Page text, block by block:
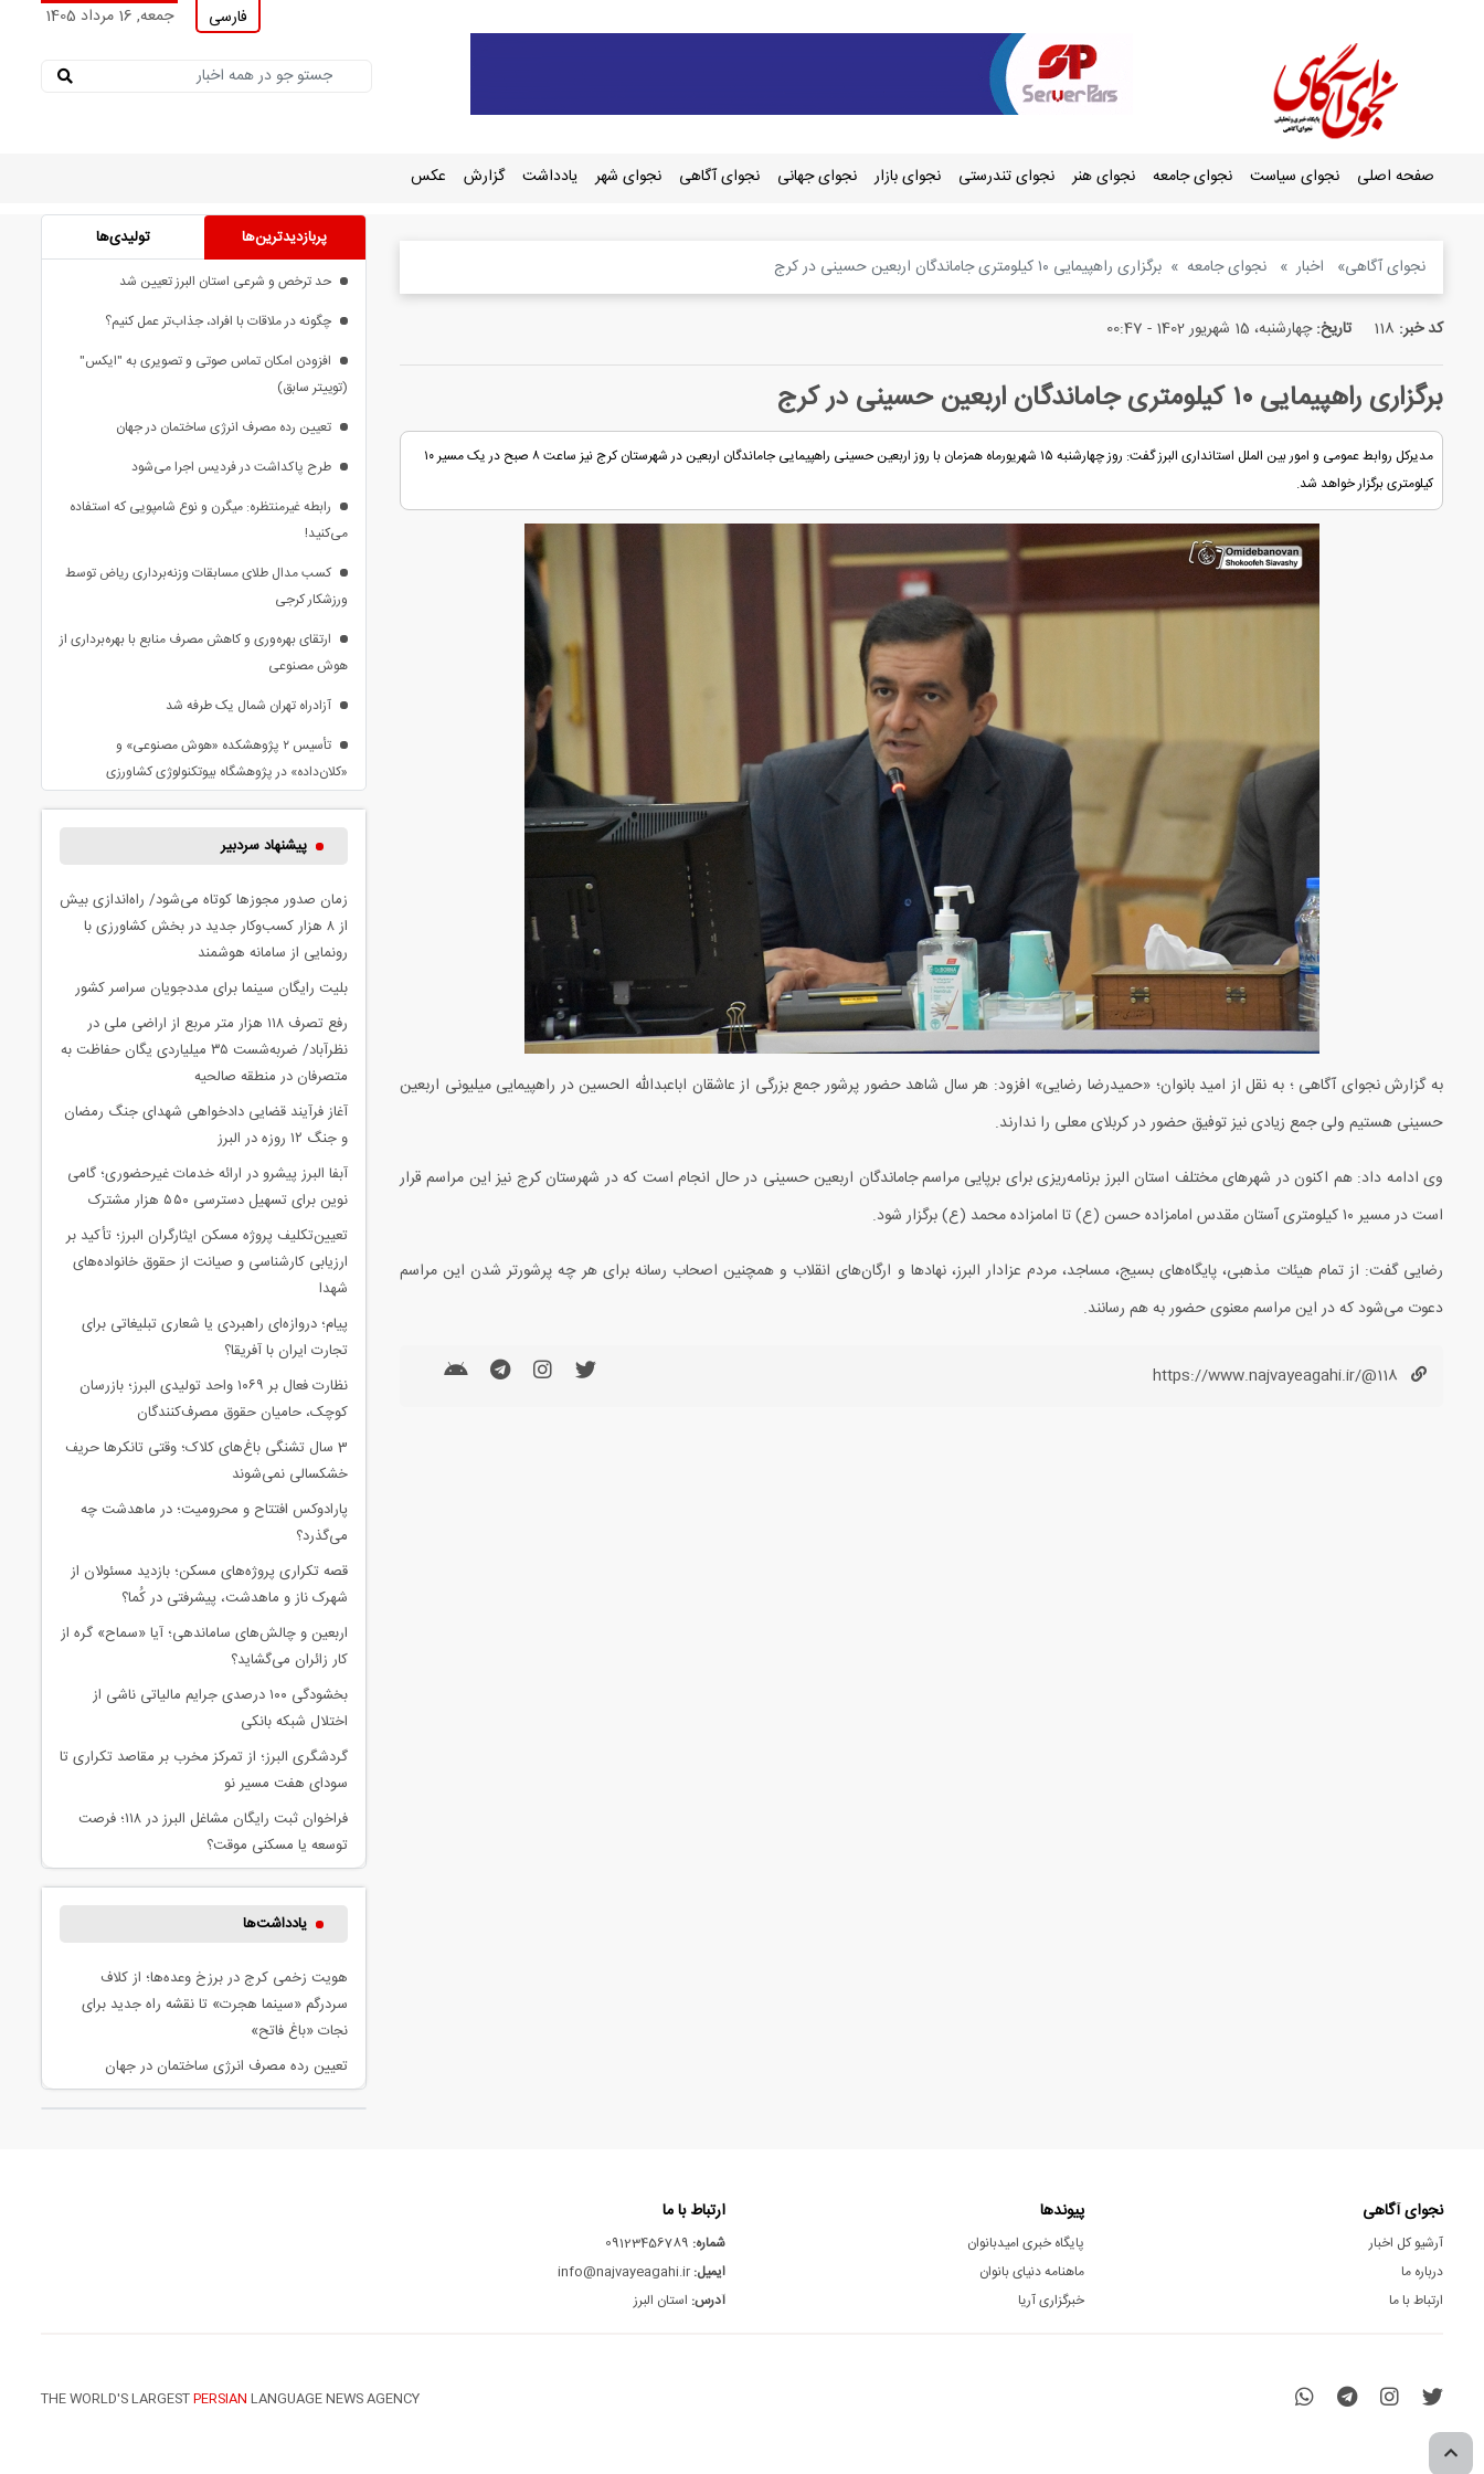
جمعه, 16 مرداد 1405 فارسی
صفحه اصلی نجوای سیاست نجوای جامعه نجوای هنر نجوای تندرستی نجوای بازار نجوای جهانی نجوای آگاهی نجوای شهر یادداشت گزارش عکس
نجوای آگاهی اخبار نجوای جامعه برگزاری راهپیمایی ۱۰ کیلومتری جاماندگان اربعین حسینی در کرج
کد خبر: 118 تاریخ:چهارشنبه، 15 شهریور 1402 - 00:47
برگزاری راهپیمایی ۱۰ کیلومتری جاماندگان اربعین حسینی در کرج
مدیرکل روابط عمومی و امور بین الملل استانداری البرز گفت: روز چهارشنبه ۱۵ شهریورماه همزمان با روز اربعین حسینی راهپیمایی جاماندگان اربعین در شهرستان کرج نیز ساعت ۸ صبح در یک مسیر ۱۰
کیلومتری برگزار خواهد شد.
به گزارش نجوای آگاهی ؛ به نقل از امید بانوان؛ «حمیدرضا رضایی» افزود: هر سال شاهد حضور پرشور جمع بزرگی از عاشقان اباعبدالله الحسین در راهپیمایی میلیونی اربعین
حسینی هستیم ولی جمع زیادی نیز توفیق حضور در کربلای معلی را ندارند.
وی ادامه داد: هم اکنون در شهرهای مختلف استان البرز برنامه‌ریزی برای برپایی مراسم جاماندگان اربعین حسینی در حال انجام است که در شهرستان کرج نیز این مراسم قرار
است در مسیر ۱۰ کیلومتری آستان مقدس امامزاده حسن (ع) تا امامزاده محمد (ع) برگزار شود.
رضایی گفت: از تمام هیئات مذهبی، پایگاه‌های بسیج، مساجد، مردم عزادار البرز، نهادها و ارگان‌های انقلاب و همچنین اصحاب رسانه برای هر چه پرشورتر شدن این مراسم
دعوت می‌شود که در این مراسم معنوی حضور به هم رسانند.
https://www.najvayeagahi.ir/@118
پربازدیدترین‌ها تولیدی‌ها
حد ترخص و شرعی استان البرز تعیین شد
چگونه در ملاقات با افراد، جذاب‌تر عمل کنیم؟
افزودن امکان تماس صوتی و تصویری به "ایکس"
(توییتر سابق)
تعیین رده مصرف انرژی ساختمان در جهان
طرح پاکداشت در فردیس اجرا می‌شود
رابطه غیرمنتظره: میگرن و نوع شامپویی که استفاده
می‌کنید!
کسب مدال طلای مسابقات وزنه‌برداری ریاض توسط
ورزشکار کرجی
ارتقای بهره‌وری و کاهش مصرف منابع با بهره‌برداری از
هوش مصنوعی
آزادراه تهران شمال یک طرفه شد
تأسیس ۲ پژوهشکده «هوش مصنوعی» و
«کلان‌داده» در پژوهشگاه بیوتکنولوژی کشاورزی
پیشنهاد سردبیر
زمان صدور مجوزها کوتاه می‌شود/ راه‌اندازی بیش
از ۸ هزار کسب‌وکار جدید در بخش کشاورزی با
رونمایی از سامانه هوشمند
بلیت رایگان سینما برای مددجویان سراسر کشور
رفع تصرف ۱۱۸ هزار متر مربع از اراضی ملی در
نظرآباد/ ضربه‌شست ۳۵ میلیاردی یگان حفاظت به
متصرفان در منطقه صالحیه
آغاز فرآیند قضایی دادخواهی شهدای جنگ رمضان
و جنگ ۱۲ روزه در البرز
آبفا البرز پیشرو در ارائه خدمات غیرحضوری؛ گامی
نوین برای تسهیل دسترسی ۵۵۰ هزار مشترک
تعیین‌تکلیف پروژه مسکن ایثارگران البرز؛ تأکید بر
ارزیابی کارشناسی و صیانت از حقوق خانواده‌های
شهدا
پیام؛ دروازه‌ای راهبردی یا شعاری تبلیغاتی برای
تجارت ایران با آفریقا؟
نظارت فعال بر ۱۰۶۹ واحد تولیدی البرز؛ بازرسان
کوچک، حامیان حقوق مصرف‌کنندگان
3 سال تشنگی باغ‌های کلاک؛ وقتی تانکرها حریف
خشکسالی نمی‌شوند
پارادوکس افتتاح و محرومیت؛ در ماهدشت چه
می‌گذرد؟
قصه تکراری پروژه‌های مسکن؛ بازدید مسئولان از
شهرک ناز و ماهدشت، پیشرفتی در کُما؟
اربعین و چالش‌های ساماندهی؛ آیا «سماح» گره از
کار زائران می‌گشاید؟
بخشودگی ۱۰۰ درصدی جرایم مالیاتی ناشی از
اختلال شبکه بانکی
گردشگری البرز؛ از تمرکز مخرب بر مقاصد تکراری تا
سودای هفت مسیر نو
فراخوان ثبت رایگان مشاغل البرز در ۱۱۸؛ فرصت
توسعه یا مسکنی موقت؟
یادداشت‌ها
هویت زخمی کرج در برزخ وعده‌ها؛ از کلاف
سردرگم «سینما هجرت» تا نقشه راه جدید برای
نجات «باغ فاتح»
تعیین رده مصرف انرژی ساختمان در جهان
نجوای آگاهی
آرشیو کل اخبار
درباره ما
ارتباط با ما
پیوندها
پایگاه خبری امیدبانوان
ماهنامه دنیای بانوان
خبرگزاری آریا
ارتباط با ما
شماره:
ایمیل:
آدرس: استان البرز
THE WORLD'S LARGESTPERSIAN LANGUAGE NEWS AGENCY